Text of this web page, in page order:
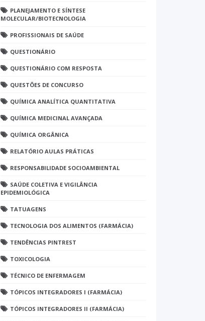
PLANEJAMENTO E SÍNTESE
MOLECULAR/BIOTECNOLOGIA
PROFISSIONAIS DE SAÚDE
QUESTIONÁRIO
QUESTIONÁRIO COM RESPOSTA
QUESTÕES DE CONCURSO
QUÍMICA ANALÍTICA QUANTITATIVA
QUÍMICA MEDICINAL AVANÇADA
QUÍMICA ORGÂNICA
RELATÓRIO AULAS PRÁTICAS
RESPONSABILIDADE SOCIOAMBIENTAL
SAÚDE COLETIVA E VIGILÂNCIA
EPIDEMIOLÓGICA
TATUAGENS
TECNOLOGIA DOS ALIMENTOS (FARMÁCIA)
TENDÊNCIAS PINTREST
TOXICOLOGIA
TÉCNICO DE ENFERMAGEM
TÓPICOS INTEGRADORES I (FARMÁCIA)
TÓPICOS INTEGRADORES II (FARMÁCIA)